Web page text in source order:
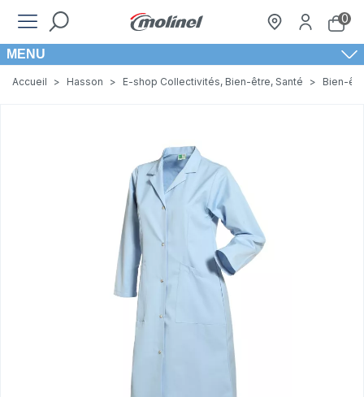
0
MENU
Accueil > Hasson > E-shop Collectivités, Bien-être, Santé > Bien-